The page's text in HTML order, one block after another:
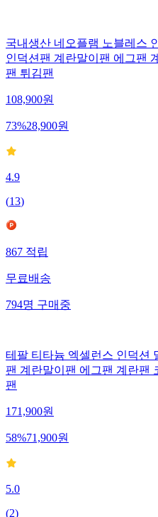
국내생산 네오플램 노블레스
인덕션팬 계란말이팬 에그팬
팬 튀김팬
108,900원
73%28,900원
4.9
(13)
867 적립
무료배송
794명 구매중
테팔 티타늄 엑셀런스 인덕션
팬 계란말이팬 에그팬 계란팬
팬
171,900원
58%71,900원
5.0
(2)